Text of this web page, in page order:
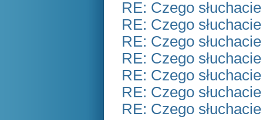
RE: Czego
RE: Czego
RE: Czego
RE: Czego
RE: Czego
RE: Czego
RE: Czego